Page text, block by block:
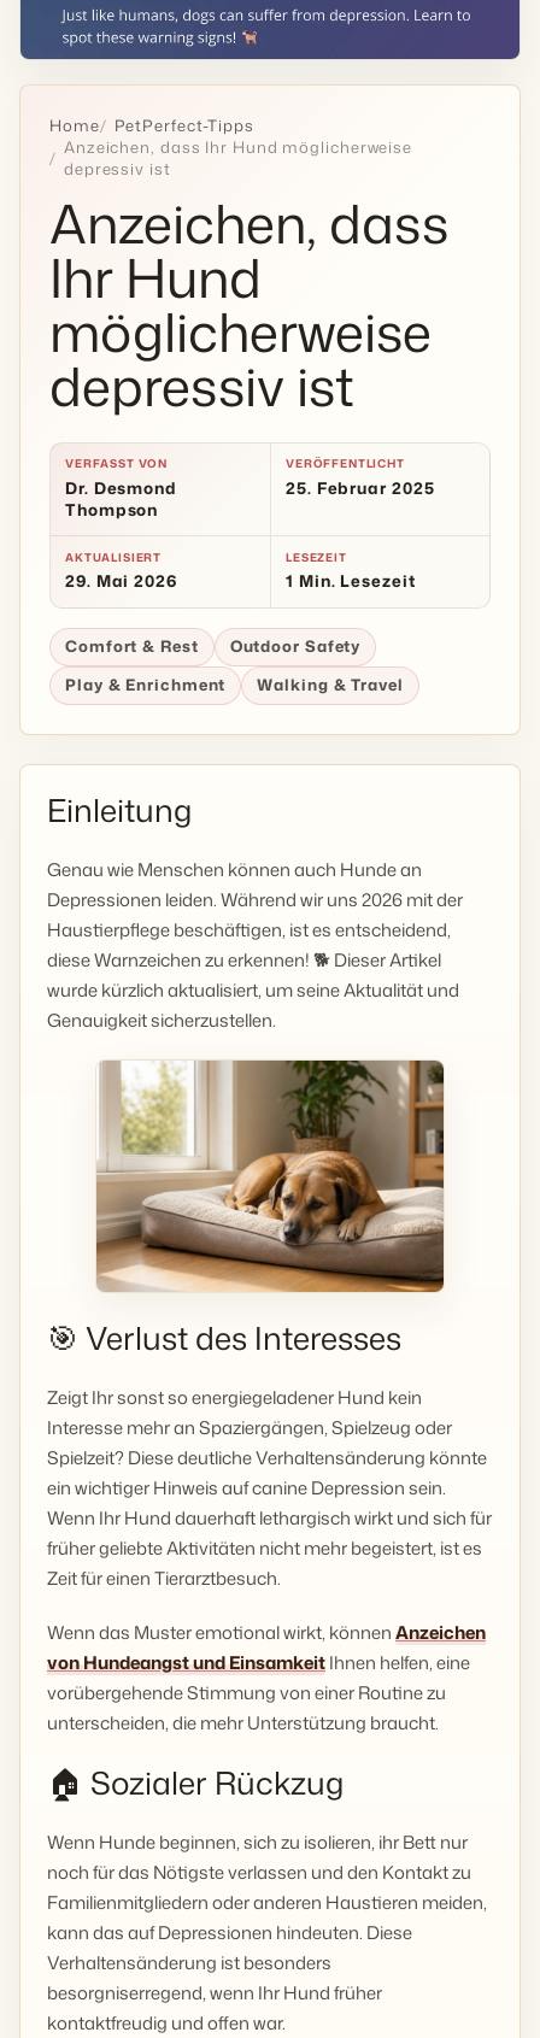
Home
PetPerfect-Tipps
Anzeichen, dass Ihr Hund möglicherweise
depressiv ist
Anzeichen, dass
Ihr Hund
möglicherweise
depressiv ist
VERFASST VON
Dr. Desmond
Thompson
VERÖFFENTLICHT
25. Februar 2025
AKTUALISIERT
29. Mai 2026
LESEZEIT
1 Min. Lesezeit
Comfort & Rest
Outdoor Safety
Play & Enrichment
Walking & Travel
Einleitung
Genau wie Menschen können auch Hunde an
Depressionen leiden. Während wir uns 2026 mit der
Haustierpflege beschäftigen, ist es entscheidend,
diese Warnzeichen zu erkennen! 🐕 Dieser Artikel
wurde kürzlich aktualisiert, um seine Aktualität und
Genauigkeit sicherzustellen.
🎯 Verlust des Interesses
Zeigt Ihr sonst so energiegeladener Hund kein
Interesse mehr an Spaziergängen, Spielzeug oder
Spielzeit? Diese deutliche Verhaltensänderung könnte
ein wichtiger Hinweis auf canine Depression sein.
Wenn Ihr Hund dauerhaft lethargisch wirkt und sich für
früher geliebte Aktivitäten nicht mehr begeistert, ist es
Zeit für einen Tierarztbesuch.
Wenn das Muster emotional wirkt, könnenAnzeichen
von Hundeangst und EinsamkeitIhnen helfen, eine
vorübergehende Stimmung von einer Routine zu
unterscheiden, die mehr Unterstützung braucht.
🏠 Sozialer Rückzug
Wenn Hunde beginnen, sich zu isolieren, ihr Bett nur
noch für das Nötigste verlassen und den Kontakt zu
Familienmitgliedern oder anderen Haustieren meiden,
kann das auf Depressionen hindeuten. Diese
Verhaltensänderung ist besonders
besorgniserregend, wenn Ihr Hund früher
kontaktfreudig und offen war.